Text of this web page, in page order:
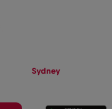
Sydney